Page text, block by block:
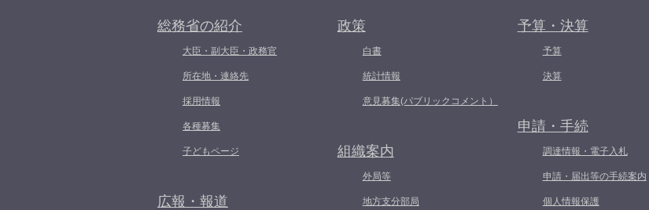
総務省の紹介
大臣・副大臣・政務官
所在地・連絡先
採用情報
各種募集
子どもページ
広報・報道
政策
白書
統計情報
意見募集(パブリックコメント）
組織案内
外局等
地方支分部局
予算・決算
予算
決算
申請・手続
調達情報・電子入札
申請・届出等の手続案内
個人情報保護